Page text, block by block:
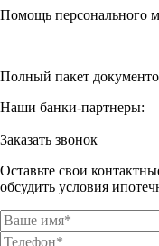
Помощь персонального
Полный пакет
Наши банки-партнеры:
Заказать звонок
Оставьте свои
обсудить условия